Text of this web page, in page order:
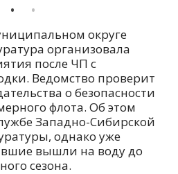
округе
организовала
после ЧП с
Ведомство проверит
о безопасности
флота. Об этом
Западно-Сибирской
однако уже
вышли на воду до
сезона.